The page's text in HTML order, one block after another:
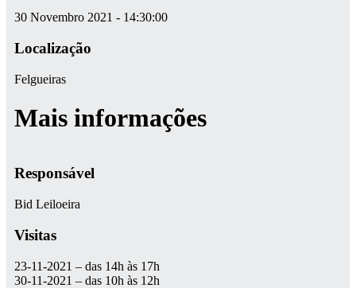
30 Novembro 2021 - 14:30:00
Localização
Felgueiras
Mais informações
Responsável
Bid Leiloeira
Visitas
23-11-2021 – das 14h às 17h
30-11-2021 – das 10h às 12h